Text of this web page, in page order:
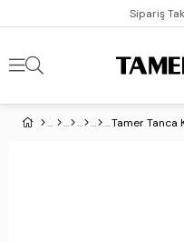
Sipariş
Tamer Tanca